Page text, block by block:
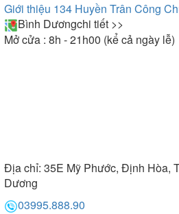
Giới thiệu 134 Huyền Trân Công
Bình Dươngchi tiết >>
Mở cửa : 8h - 21h00 (kể cả ngày lễ)
Địa chỉ: 35E Mỹ Phước, Định Hòa,
Dương
03995.888.90